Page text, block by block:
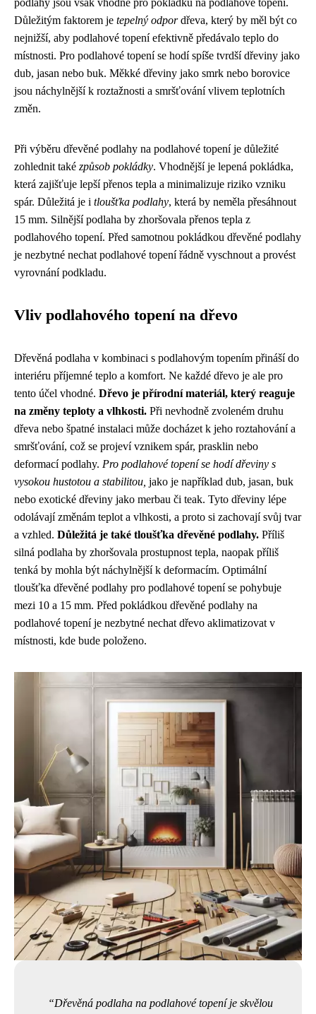
podlahy jsou však vhodné pro pokládku na podlahové topení.
Důležitým faktorem je tepelný odpordřeva, který by měl být co
nejnižší, aby podlahové topení efektivně předávalo teplo do
místnosti. Pro podlahové topení se hodí spíše tvrdší dřeviny jako
dub, jasan nebo buk. Měkké dřeviny jako smrk nebo borovice
jsou náchylnější k roztažnosti a smršťování vlivem teplotních
změn.
Při výběru dřevěné podlahy na podlahové topení je důležité
zohlednit také způsob pokládky. Vhodnější je lepená pokládka,
která zajišťuje lepší přenos tepla a minimalizuje riziko vzniku
spár. Důležitá je i tloušťka podlahy, která by neměla přesáhnout
15 mm. Silnější podlaha by zhoršovala přenos tepla z
podlahového topení. Před samotnou pokládkou dřevěné podlahy
je nezbytné nechat podlahové topení řádně vyschnout a provést
vyrovnání podkladu.
Vliv podlahového topení na dřevo
Dřevěná podlaha v kombinaci s podlahovým topením přináší do
interiéru příjemné teplo a komfort. Ne každé dřevo je ale pro
tento účel vhodné. Dřevo je přírodní materiál, který reaguje
na změny teploty a vlhkosti. Při nevhodně zvoleném druhu
dřeva nebo špatné instalaci může docházet k jeho roztahování a
smršťování, což se projeví vznikem spár, prasklin nebo
deformací podlahy. Pro podlahové topení se hodí dřeviny s
vysokou hustotou a stabilitou, jako je například dub, jasan, buk
nebo exotické dřeviny jako merbau či teak. Tyto dřeviny lépe
odolávají změnám teplot a vlhkosti, a proto si zachovají svůj tvar
a vzhled. Důležitá je také tloušťka dřevěné podlahy. Příliš
silná podlaha by zhoršovala prostupnost tepla, naopak příliš
tenká by mohla být náchylnější k deformacím. Optimální
tloušťka dřevěné podlahy pro podlahové topení se pohybuje
mezi 10 a 15 mm. Před pokládkou dřevěné podlahy na
podlahové topení je nezbytné nechat dřevo aklimatizovat v
místnosti, kde bude položeno.
Dřevěná podlaha na podlahové topení je skvělou